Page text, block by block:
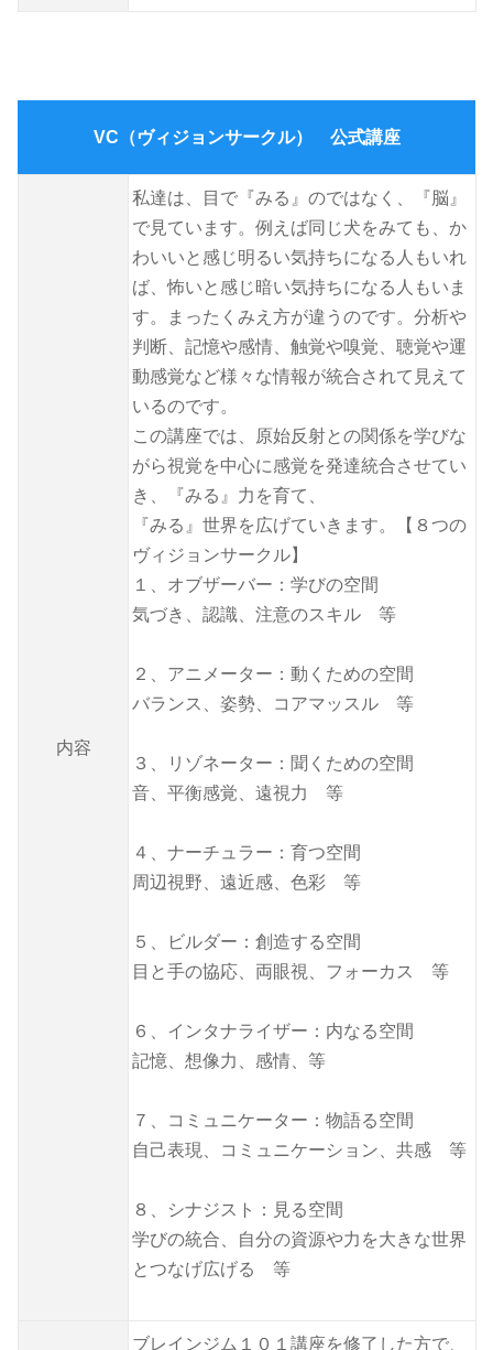
VC（ヴィジョンサークル） 公式講座
内容
私達は、目で『みる』のではなく、『脳』
で見ています。例えば同じ犬をみても、か
わいいと感じ明るい気持ちになる人もいれ
ば、怖いと感じ暗い気持ちになる人もいま
す。まったくみえ方が違うのです。分析や
判断、記憶や感情、触覚や嗅覚、聴覚や運
動感覚など様々な情報が統合されて見えて
いるのです。
この講座では、原始反射との関係を学びな
がら視覚を中心に感覚を発達統合させてい
き、『みる』力を育て、
『みる』世界を広げていきます。【８つの
ヴィジョンサークル】
１、オブザーバー：学びの空間
気づき、認識、注意のスキル 等
２、アニメーター：動くための空間
バランス、姿勢、コアマッスル 等
３、リゾネーター：聞くための空間
音、平衡感覚、遠視力 等
４、ナーチュラー：育つ空間
周辺視野、遠近感、色彩 等
５、ビルダー：創造する空間
目と手の協応、両眼視、フォーカス 等
６、インタナライザー：内なる空間
記憶、想像力、感情、等
７、コミュニケーター：物語る空間
自己表現、コミュニケーション、共感 等
８、シナジスト：見る空間
学びの統合、自分の資源や力を大きな世界
とつなげ広げる 等
ブレインジム１０１講座を修了した方で、